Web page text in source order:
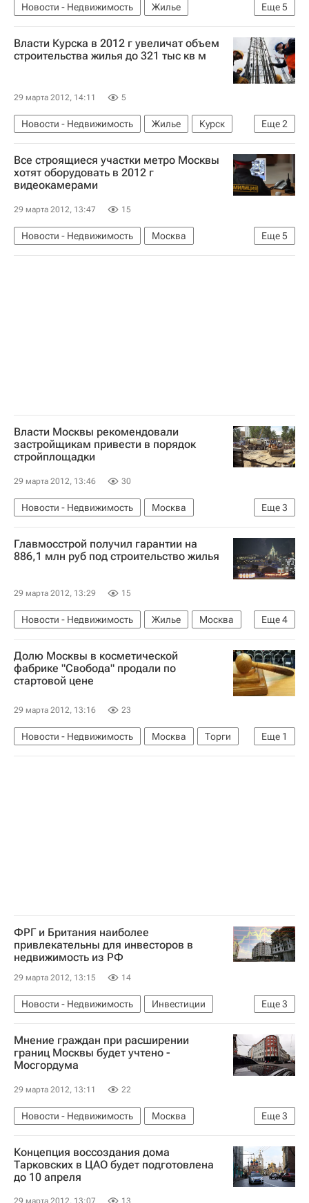
Еще5
Новости - Недвижимость
Жилье
Дольщики
Республика Татарстан (Татарстан)
Строительство
Власти Курска в 2012 г увеличат объем
строительства жилья до 321 тыс кв м
29 марта 2012, 14:11 5
Еще2
Новости - Недвижимость Жилье
Курск
Строительство
Россия
Все строящиеся участки метро Москвы
хотят оборудовать в 2012 г
видеокамерами
29 марта 2012, 13:47 15
Еще5
Новости - Недвижимость
Москва
Строительство метро в Москве
Метро
Власти Москвы рекомендовали
застройщикам привести в порядок
стройплощадки
29 марта 2012, 13:46 30
Еще3
Новости - Недвижимость
Москва
Строительство
Мосгорстройнадзор
Россия
Главмосстрой получил гарантии на
886,1 млн руб под строительство жилья
29 марта 2012, 13:29 15
Еще4
Новости - Недвижимость Жилье
Москва
Главмосстрой
Строительство
Банк Москвы
Россия
Долю Москвы в косметической
фабрике "Свобода" продали по
стартовой цене
29 марта 2012, 13:16 23
Еще 1
Новости - Недвижимость Москва
Торги
Россия
ФРГ и Британия наиболее
привлекательны для инвесторов в
недвижимость из РФ
29 марта 2012, 13:15 14
Еще3
Новости - Недвижимость
Инвестиции
Великобритания
Германия
Недвижимость
Мнение граждан при расширении
границ Москвы будет учтено -
Мосгордума
29 марта 2012, 13:11 22
Еще3
Новости - Недвижимость
Москва
Расширение границ Москвы
Мосгордума
Россия
Концепция воссоздания дома
Тарковских в ЦАО будет подготовлена
до 10 апреля
29 марта 2012, 13:07 13